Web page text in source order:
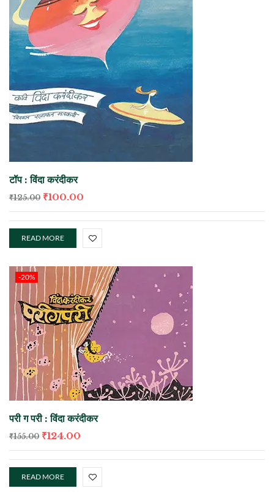
टॉप : विंदा करंदीकर
₹125.00 ₹100.00
READ MORE
-20%
परी ग परी : विंदा करंदीकर
₹155.00 ₹124.00
READ MORE